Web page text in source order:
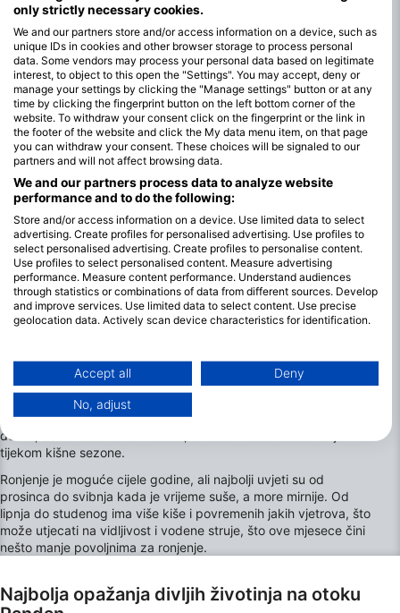
Najbolji mjeseci za ronjenje na otoku
Otok Pandan nudi roniocima tijekom cijele godine mogućnosti
za istraživanje njegovog živopisnog morskog života.
Temperature vode obično se kreću od 27°C do 30°C, što pruža
ugodne uvjete tijekom cijele godine. Vidljivost je općenito
dobra, često doseže 20 metara, iako se može malo smanjiti
tijekom kišne sezone.
Ronjenje je moguće cijele godine, ali najbolji uvjeti su od
prosinca do svibnja kada je vrijeme suše, a more mirnije. Od
lipnja do studenog ima više kiše i povremenih jakih vjetrova, što
može utjecati na vidljivost i vodene struje, što ove mjesece čini
nešto manje povoljnima za ronjenje.
Najbolja opažanja divljih životinja na otoku
only strictly necessary cookies.
We and our partners store and/or access information on a device, such as
unique IDs in cookies and other browser storage to process personal
data. Some vendors may process your personal data based on legitimate
interest, to object to this open the "Settings". You may accept, deny or
manage your settings by clicking the "Manage settings" button or at any
time by clicking the fingerprint button on the left bottom corner of the
website. To withdraw your consent click on the fingerprint or the link in
the footer of the website and click the My data menu item, on that page
you can withdraw your consent. These choices will be signaled to our
partners and will not affect browsing data.
We and our partners process data to analyze website
performance and to do the following:
Store and/or access information on a device. Use limited data to select
advertising. Create profiles for personalised advertising. Use profiles to
select personalised advertising. Create profiles to personalise content.
Use profiles to select personalised content. Measure advertising
performance. Measure content performance. Understand audiences
through statistics or combinations of data from different sources. Develop
and improve services. Use limited data to select content. Use precise
geolocation data. Actively scan device characteristics for identification.
Data may be shared outside of the European Union and send to the USA.
Your consent and the cookie policy applies solely to this website/app.
View Partner List (1 IAB Vendors)
IAB processing purposes:
Store and/or access information on a device
Use limited data to select advertising
Create profiles for personalised advertising
Use profiles to select personalised
advertising
Accept all Deny
No, adjust